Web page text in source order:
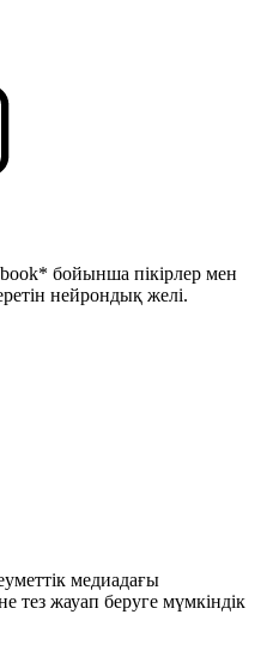
бойынша пікірлер мен
нейрондық желі.
медиадағы
тез жауап беруге мүмкіндік